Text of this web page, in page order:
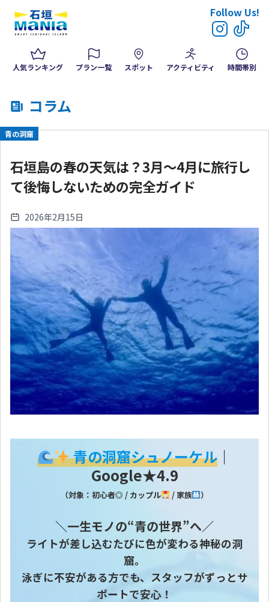
Follow Us!
人気ランキング プラン一覧 スポット アクティビティ 時間帯別
コラム
青の洞窟
石垣島の春の天気は？3月〜4月に旅行し
て後悔しないための完全ガイド
2026年2月15日
青の洞窟シュノーケル｜
Google★4.9
（対象：初心者◎ / カップル / 家族 ）
＼一生モノの“青の世界”へ／
ライトが差し込むたびに色が変わる神秘の洞
窟。
泳ぎに不安がある方でも、スタッフがずっとサ
ポートで安心！